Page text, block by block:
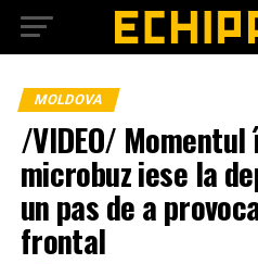
MOLDOVA
/VIDEO/
microbuz iese la
un pas de a
frontal